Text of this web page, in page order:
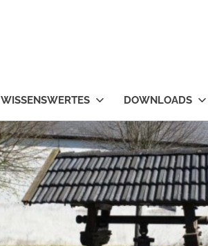
WISSENSWERTES DOWNLOADS